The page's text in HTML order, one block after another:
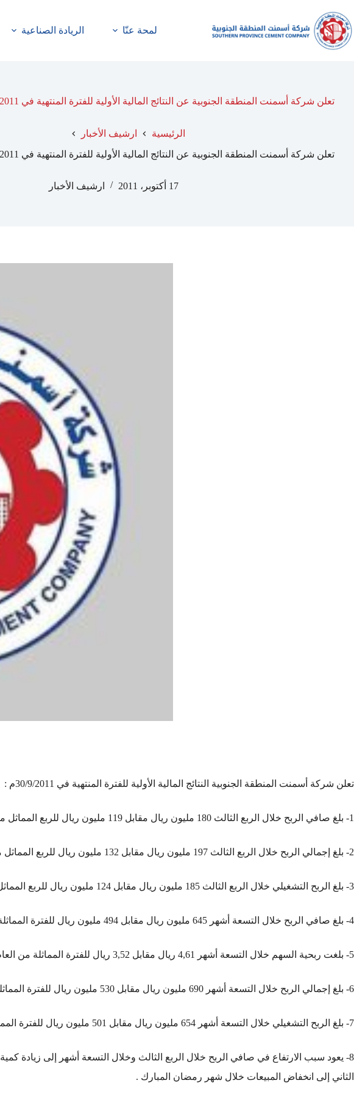
لمحة عنّا الريادة الصناعية
تعلن شركة أسمنت المنطقة الجنوبية عن النتائج المالية الأولية للفترة المنتهية في 30/9/2011م ( تسعة أشهر )
الرئيسية
ارشيف الأخبار
تعلن شركة أسمنت المنطقة الجنوبية عن النتائج المالية الأولية للفترة المنتهية في 30/9/2011م ( تسعة أشهر )
17 أكتوبر، 2011 ارشيف الأخبار
تعلن شركة أسمنت المنطقة الجنوبية النتائج المالية الأولية للفترة المنتهية في 30/9/2011م :
1- بلغ صافي الربح خلال الربع الثالث 180 مليون ريال مقابل 119 مليون ريال للربع المماثل من العام السابق وذلك بارتفاع قدره 51,26 ٪ ومقابل 239 مليون ريال للربع الثاني من عام 2011م بانخفاض قدره 24,69 ٪ .
2- بلغ إجمالي الربح خلال الربع الثالث 197 مليون ريال مقابل 132 مليون ريال للربع المماثل من العام السابق بارتفاع قدرة 49,24 ٪ .
3- بلغ الربح التشغيلي خلال الربع الثالث 185 مليون ريال مقابل 124 مليون ريال للربع المماثل من العام السابق بارتفاع قدره 49,19 ٪ .
4- بلغ صافي الربح خلال التسعة أشهر 645 مليون ريال مقابل 494 مليون ريال للفترة المماثلة من العام السابق ، وذلك بزيادة قدرها 30,57 ٪ .
5- بلغت ربحية السهم خلال التسعة أشهر 4,61 ريال مقابل 3,52 ريال للفترة المماثلة من العام السابق .
6- بلغ إجمالي الربح خلال التسعة أشهر 690 مليون ريال مقابل 530 مليون ريال للفترة المماثلة من العام السابق بزيادة قدرها 30,19 ٪ .
7- بلغ الربح التشغيلي خلال التسعة أشهر 654 مليون ريال مقابل 501 مليون ريال للفترة المماثلة من العام السابق بزيادة قدرها 30,54 ٪ .
8- يعود سبب الارتفاع في صافي الربح خلال الربع الثالث وخلال التسعة أشهر إلى زيادة
الثاني إلى انخفاض المبيعات خلال شهر رمضان المبارك .